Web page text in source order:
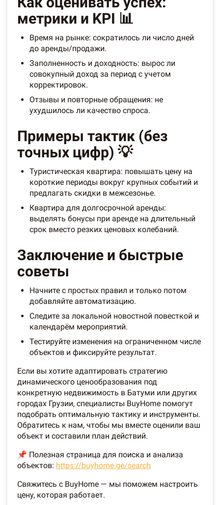
метрики и KPI 📊
Время на рынке: сократилось ли число дней
до аренды/продажи.
Заполненность и доходность: вырос ли
совокупный доход за период с учетом
корректировок.
Отзывы и повторные обращения: не
ухудшилось ли качество спроса.
Примеры тактик (без
точных цифр) 💡
Туристическая квартира: повышать цену на
короткие периоды вокруг крупных событий и
предлагать скидки в межсезонье.
Квартира для долгосрочной аренды:
выделять бонусы при аренде на длительный
срок вместо резких ценовых колебаний.
Заключение и быстрые
советы
Начните с простых правил и только потом
добавляйте автоматизацию.
Следите за локальной новостной повесткой и
календарём мероприятий.
Тестируйте изменения на ограниченном числе
объектов и фиксируйте результат.
Если вы хотите адаптировать стратегию
динамического ценообразования под
конкретную недвижимость в Батуми или других
городах Грузии, специалисты BuyHome помогут
подобрать оптимальную тактику и инструменты.
Обратитесь к нам, чтобы мы вместе оценили ваш
объект и составили план действий.
📌 Полезная страница для поиска и анализа
объектов: https://buyhome.ge/search
Свяжитесь с BuyHome — мы поможем настроить
цену, которая работает.